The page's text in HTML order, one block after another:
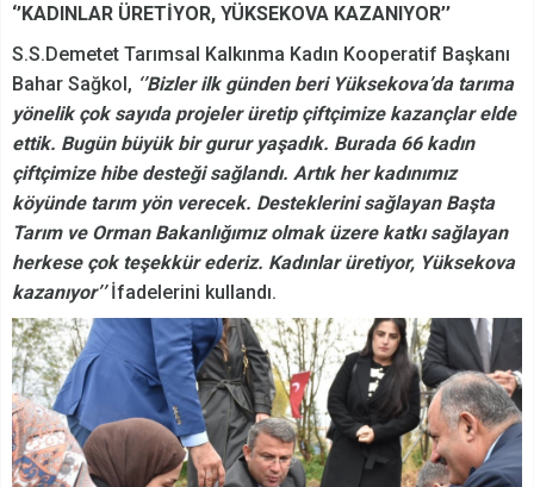
‘’KADINLAR ÜRETİYOR, YÜKSEKOVA KAZANIYOR’’
S.S.Demetet Tarımsal Kalkınma Kadın Kooperatif Başkanı
Bahar Sağkol, ‘’Bizler ilk günden beri Yüksekova’da tarıma
yönelik çok sayıda projeler üretip çiftçimize kazançlar elde
ettik. Bugün büyük bir gurur yaşadık. Burada 66 kadın
çiftçimize hibe desteği sağlandı. Artık her kadınımız
köyünde tarım yön verecek. Desteklerini sağlayan Başta
Tarım ve Orman Bakanlığımız olmak üzere katkı sağlayan
herkese çok teşekkür ederiz. Kadınlar üretiyor, Yüksekova
kazanıyor’’İfadelerini kullandı.